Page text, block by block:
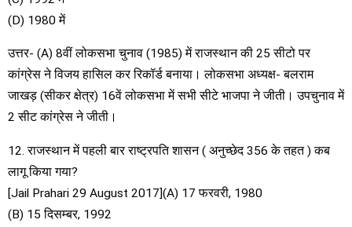
(D) 1980 में
उत्तर- (A) 8वीं लोकसभा चुनाव (1985) में राजस्थान की 25 सीटो पर
कांग्रेस ने विजय हासिल कर रिकॉर्ड बनाया। लोकसभा अध्यक्ष- बलराम
जाखड़ (सीकर क्षेत्र) 16वें लोकसभा में सभी सीटे भाजपा ने जीती। उपचुनाव में
2 सीट कांग्रेस ने जीती।
12. राजस्थान में पहली बार राष्ट्रपति शासन ( अनुच्छेद 356 के तहत ) कब
लागू किया गया?
[Jail Prahari 29 August 2017](A) 17 फरवरी, 1980
(B) 15 दिसम्बर, 1992